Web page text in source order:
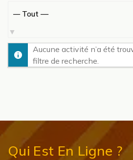
par
activité:
Aucune activité n’a été
filtre de recherche.
Qui Est En Ligne ?